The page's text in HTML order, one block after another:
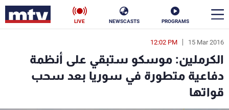
PROGRAMS
NEWSCASTS
LIVE
15 Mar 2016
12:02 PM
الكرملين: موسكو ستبقي على أنظمة
دفاعية متطورة في سوريا بعد سحب
قواتها
en
الأخبار
سياسة